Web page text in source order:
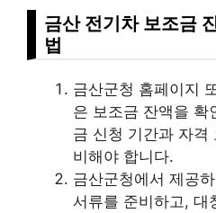
금산 전기차 보조금
법
금산군청 홈페이지
은 보조금 잔액을 확
금 신청 기간과 자격
비해야 합니다.
금산군청에서 제공
서류를 준비하고, 대